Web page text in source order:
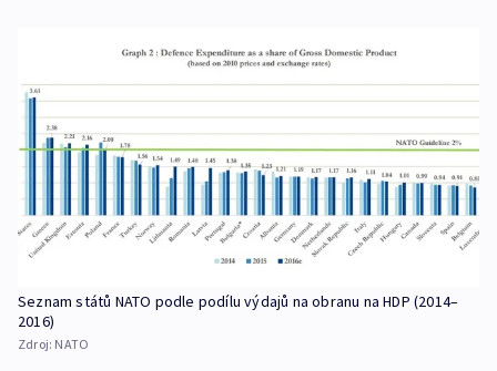
Seznam států NATO podle podílu výdajů na obranu na HDP (2014–
2016)
Zdroj: NATO